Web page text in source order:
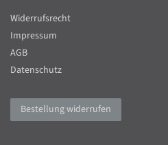
Widerrufsrecht
Impressum
AGB
Datenschutz
Bestellung widerrufen